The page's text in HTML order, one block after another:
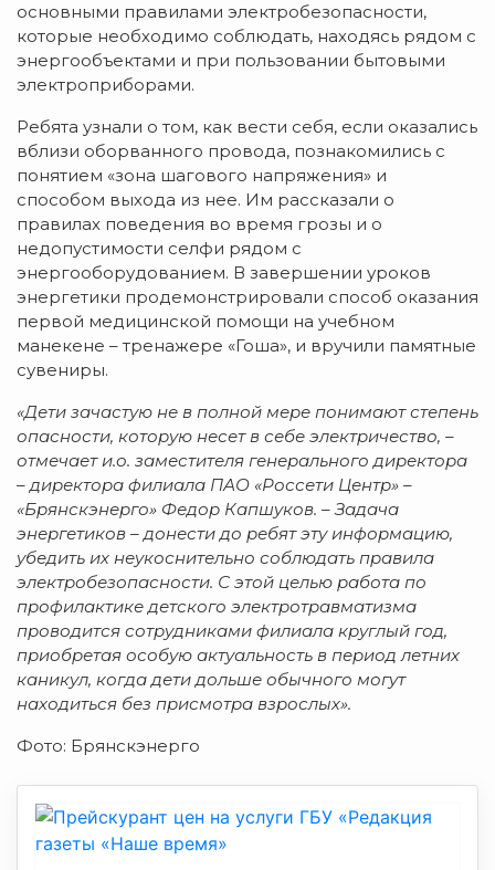
основными правилами электробезопасности,
которые необходимо соблюдать, находясь рядом с
энергообъектами и при пользовании бытовыми
электроприборами.
Ребята узнали о том, как вести себя, если оказались
вблизи оборванного провода, познакомились с
понятием «зона шагового напряжения» и
способом выхода из нее. Им рассказали о
правилах поведения во время грозы и о
недопустимости селфи рядом с
энергооборудованием. В завершении уроков
энергетики продемонстрировали способ оказания
первой медицинской помощи на учебном
манекене – тренажере «Гоша», и вручили памятные
сувениры.
«Дети зачастую не в полной мере понимают степень
опасности, которую несет в себе электричество, –
отмечает и.о. заместителя генерального директора
– директора филиала ПАО «Россети Центр» –
«Брянскэнерго» Федор Капшуков. – Задача
энергетиков – донести до ребят эту информацию,
убедить их неукоснительно соблюдать правила
электробезопасности. С этой целью работа по
профилактике детского электротравматизма
проводится сотрудниками филиала круглый год,
приобретая особую актуальность в период летних
каникул, когда дети дольше обычного могут
находиться без присмотра взрослых».
Фото: Брянскэнерго